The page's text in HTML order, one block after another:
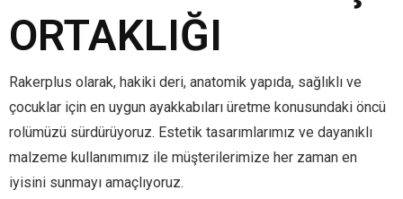
ORTAKLIĞI
Rakerplus olarak, hakiki deri, anatomik yapıda, sağlıklı ve
çocuklar için en uygun ayakkabıları üretme konusundaki öncü
rolümüzü sürdürüyoruz. Estetik tasarımlarımız ve dayanıklı
malzeme kullanımımız ile müşterilerimize her zaman en
iyisini sunmayı amaçlıyoruz.